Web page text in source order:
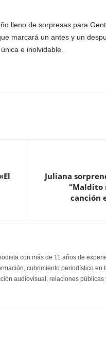
lleno de sorpresas para
marcará un antes y un
e inolvidable.
Juliana
“Maldito
canción
con más de 11 años de
cubrimiento periodístico en
audiovisual, relaciones públicas